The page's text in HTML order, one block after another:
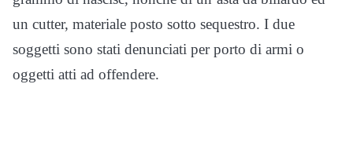
un cutter, materiale posto sotto sequestro. I due
soggetti sono stati denunciati per porto di armi o
oggetti atti ad offendere.